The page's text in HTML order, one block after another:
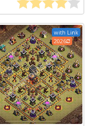
with Link
2026